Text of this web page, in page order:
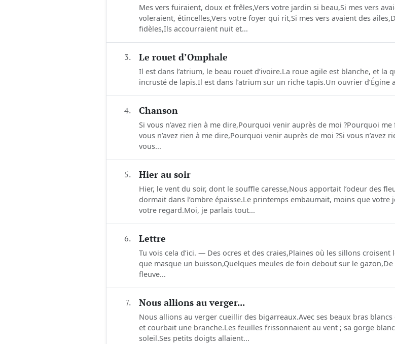
Mes vers fuiraient, doux et frêles,Vers votre jardin si beau,Si mes vers
voleraient, étincelles,Vers votre foyer qui rit,Si mes vers avaient des
fidèles,Ils accourraient nuit et...
3. Le rouet d’Omphale
Il est dans l’atrium, le beau rouet d’ivoire.La roue agile est blanche, et la
incrusté de lapis.Il est dans l’atrium sur un riche tapis.Un ouvrier
4. Chanson
Si vous n’avez rien à me dire,Pourquoi venir auprès de moi ?Pourquoi
vous n’avez rien à me dire,Pourquoi venir auprès de moi ?Si vous n’avez
vous...
5. Hier au soir
Hier, le vent du soir, dont le souffle caresse,Nous apportait l’odeur des
dormait dans l’ombre épaisse.Le printemps embaumait, moins que votre
votre regard.Moi, je parlais tout...
6. Lettre
Tu vois cela d’ici. — Des ocres et des craies,Plaines où les sillons
que masque un buisson,Quelques meules de foin debout sur le
fleuve...
7. Nous allions au verger...
Nous allions au verger cueillir des bigarreaux.Avec ses beaux bras
et courbait une branche.Les feuilles frissonnaient au vent ; sa gorge
soleil.Ses petits doigts allaient...